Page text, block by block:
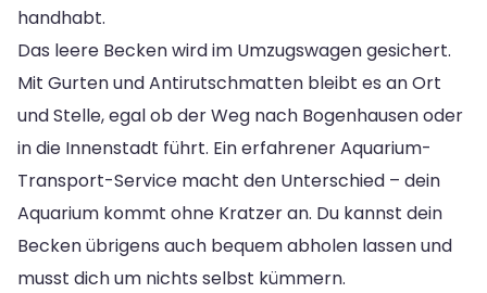
handhabt.
Das leere Becken wird im Umzugswagen gesichert.
Mit Gurten und Antirutschmatten bleibt es an Ort
und Stelle, egal ob der Weg nach Bogenhausen oder
in die Innenstadt führt. Ein erfahrener Aquarium-
Transport-Service macht den Unterschied – dein
Aquarium kommt ohne Kratzer an. Du kannst dein
Becken übrigens auch bequem abholen lassen und
musst dich um nichts selbst kümmern.